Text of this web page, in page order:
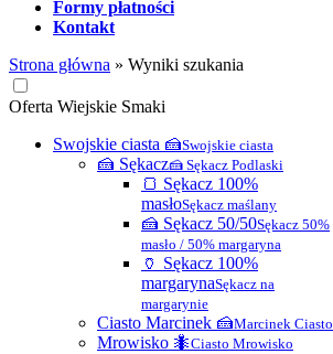
Formy płatności
Kontakt
Strona główna » Wyniki szukania
Oferta Wiejskie Smaki
Swojskie ciasta 🍰Swojskie ciasta
🍰 Sękacz🍰 Sękacz Podlaski
🍞 Sękacz 100%
masłoSękacz maślany
🍰 Sękacz 50/50Sękacz 50%
masło / 50% margaryna
🏺 Sękacz 100%
margarynaSękacz na
margarynie
Ciasto Marcinek 🍰Marcinek Ciasto
Mrowisko 🐜Ciasto Mrowisko